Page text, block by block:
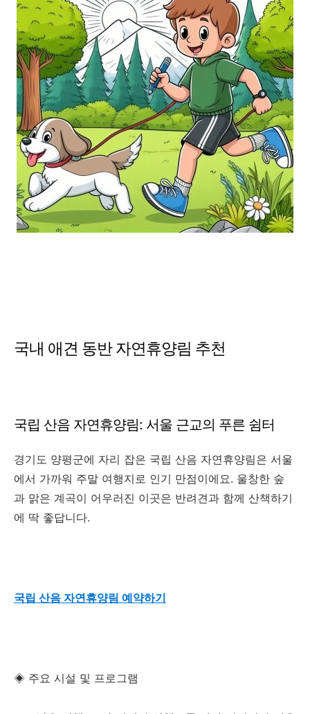
국내 애견 동반 자연휴양림 추천
국립 산음 자연휴양림: 서울 근교의 푸른 쉼터
경기도 양평군에 자리 잡은 국립 산음 자연휴양림은 서울
에서 가까워 주말 여행지로 인기 만점이에요. 울창한 숲
과 맑은 계곡이 어우러진 이곳은 반려견과 함께 산책하기
에 딱 좋답니다.
국립 산음 자연휴양림 예약하기
◈ 주요 시설 및 프로그램